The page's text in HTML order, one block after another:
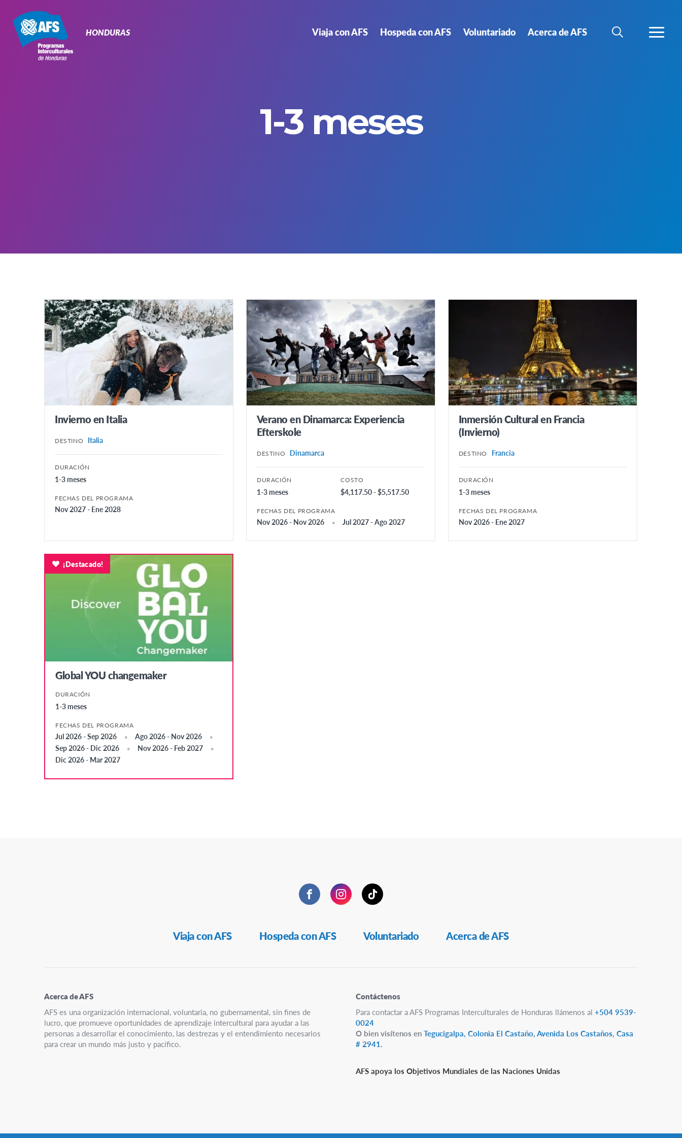
HONDURAS Viaja con AFS Hospeda con AFS Voluntariado Acerca de AFS
BÚSQUEDA
MÁS
1-3 meses
Invierno en Italia
DESTINO Italia
DURACIÓN
1-3 meses
FECHAS DEL PROGRAMA
Nov 2027 - Ene 2028
Verano en Dinamarca: Experiencia
Efterskole
DESTINO Dinamarca
DURACIÓN
1-3 meses
COSTO
$4,117.50 - $5,517.50
FECHAS DEL PROGRAMA
Nov 2026 - Nov 2026 Jul 2027 - Ago 2027
Inmersión Cultural en Francia
(Invierno)
DESTINO Francia
DURACIÓN
1-3 meses
FECHAS DEL PROGRAMA
Nov 2026 - Ene 2027
Global YOU changemaker
DURACIÓN
1-3 meses
FECHAS DEL PROGRAMA
Jul 2026 - Sep 2026
Ago 2026 - Nov 2026
Sep 2026 - Dic 2026
Nov 2026 - Feb 2027
Dic 2026 - Mar 2027
¡Destacado!
FacebookInstagramTikTok
Viaja con AFS Hospeda con AFS Voluntariado Acerca de AFS
Contáctenos
Para contactar a AFS Programas Interculturales de Honduras llámenos al+504 9539-
0024
O bien visítenos enTegucigalpa, Colonia El Castaño, Avenida Los Castaños, Casa
# 2941.
AFS apoya los Objetivos Mundiales de las Naciones Unidas
Acerca de AFS
AFS es una organización internacional, voluntaria, no gubernamental, sin fines de
lucro, que promueve oportunidades de aprendizaje intercultural para ayudar a las
personas a desarrollar el conocimiento, las destrezas y el entendimiento necesarios
para crear un mundo más justo y pacífico.